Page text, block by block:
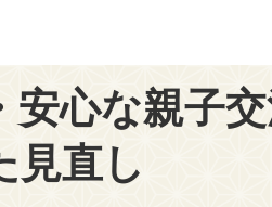
安心な親子
見直し